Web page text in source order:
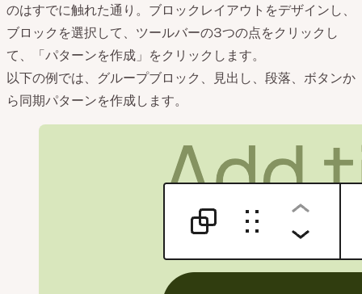
のはすでに触れた通り。ブロックレイアウトをデザインし、
ブロックを選択して、ツールバーの3つの点をクリックし
て、「パターンを作成」をクリックします。
以下の例では、グループブロック、見出し、段落、ボタンか
ら同期パターンを作成します。